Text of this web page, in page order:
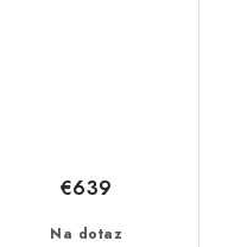
Na dotaz
€639